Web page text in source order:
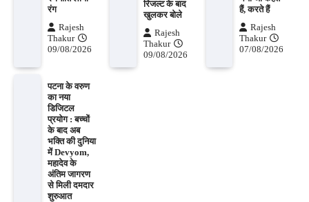
रंग
Rajesh
Thakur
09/08/2026
रिजल्ट के बाद
खुलकर बोले
Rajesh
Thakur
09/08/2026
हैं, करते हैं
Rajesh
Thakur
07/08/2026
पटना के वरुण
का नया
डिजिटल
प्रयोग : बच्चों
के बाद अब
भक्ति की दुनिया
में Devyom,
महादेव के
अंतिम जागरण
से मिली दमदार
शुरुआत